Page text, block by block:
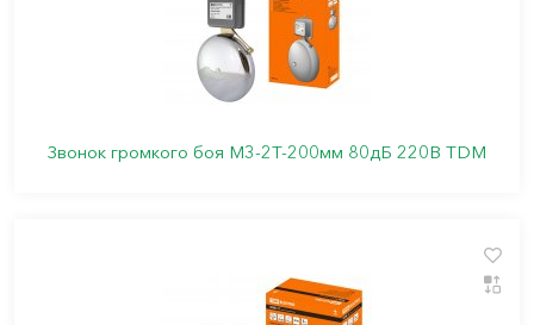
Звонок громкого боя М3-2Т-200мм 80дБ 220В TDM